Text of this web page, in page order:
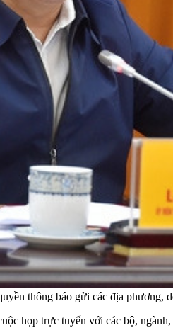
thông báo gửi các địa
họp trực tuyến với các bộ,